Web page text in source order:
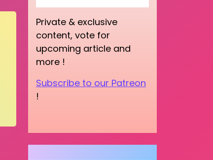
Private & exclusive
content, vote for
upcoming article and
more !
Subscribe to our Patreon
!